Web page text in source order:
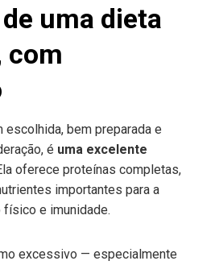
uma dieta
com
escolhida, bem preparada e
é uma excelente
oferece proteínas completas,
importantes para a
físico e imunidade.
excessivo — especialmente